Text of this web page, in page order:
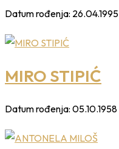
Datum rođenja: 26.04.1995
MIRO STIPIĆ
Datum rođenja: 05.10.1958